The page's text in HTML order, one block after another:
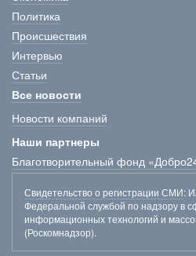
Политика
Происшествия
Интервью
Статьи
Все новости
Новости компаний
Наши партнеры
Благотворительный фонд
Свидетельство о регистрации СМИ:
Федеральной службой по надзору в
информационных технологий и
(Роскомнадзор).